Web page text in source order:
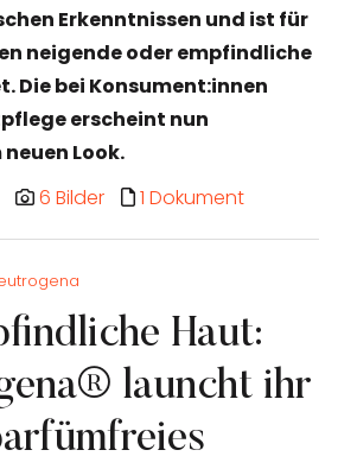
Erkenntnissen und ist für
neigende oder empfindliche
Die bei Konsument:innen
erscheint nun
Look.
6 Bilder 1 Dokument
Haut:
launcht ihr